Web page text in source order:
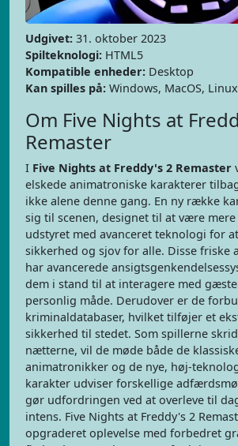
Udgivet: 31. oktober 2023
Spilteknologi: HTML5
Kompatible enheder: Desktop
Kan spilles på: Windows, MacOS, Linux
Om Five Nights at
Remaster
I Five Nights at Freddy's 2 Remaster
elskede animatroniske karakterer
ikke alene denne gang. En ny række
sig til scenen, designet til at være
udstyret med avanceret teknologi for
sikkerhed og sjov for alle. Disse friske
har avancerede
dem i stand til at interagere med
personlig måde. Derudover er de
kriminaldatabaser, hvilket tilføjer et
sikkerhed til stedet. Som spillerne
nætterne, vil de møde både de
animatronikker og de nye, høj-
karakter udviser forskellige
gør udfordringen ved at overleve til
intens. Five Nights at Freddy's 2
opgraderet oplevelse med forbedret